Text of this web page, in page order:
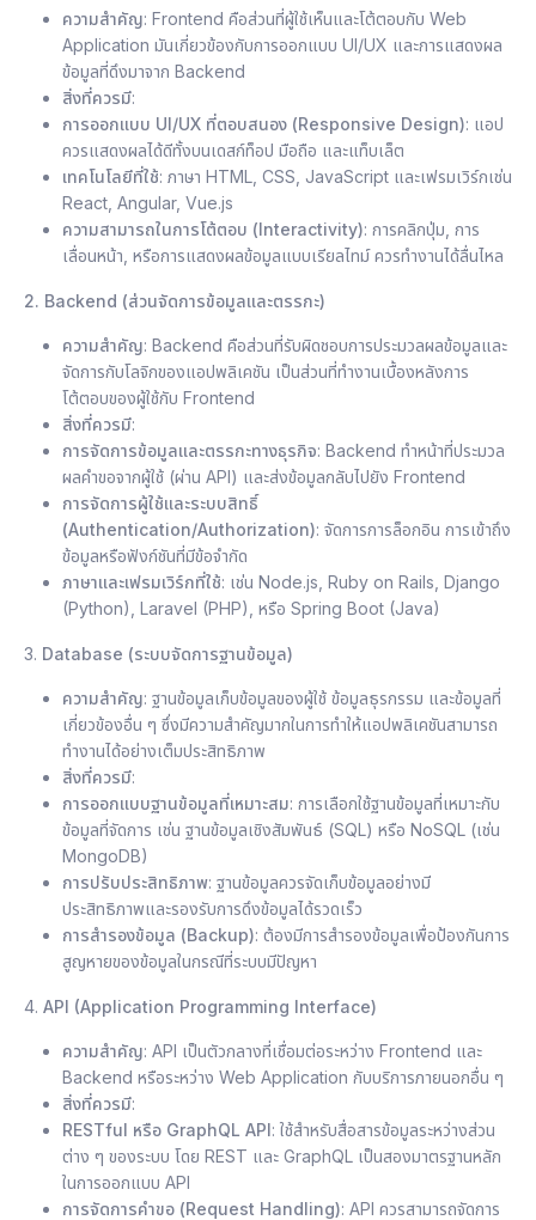
ความสำคัญ: Frontend คือส่วนที่ผู้ใช้เห็นและโต้ตอบกับ Web
Application มันเกี่ยวข้องกับการออกแบบ UI/UX และการแสดงผล
ข้อมูลที่ดึงมาจาก Backend
สิ่งที่ควรมี:
การออกแบบ UI/UX ที่ตอบสนอง (Responsive Design): แอป
ควรแสดงผลได้ดีทั้งบนเดสก์ท็อป มือถือ และแท็บเล็ต
เทคโนโลยีที่ใช้: ภาษา HTML, CSS, JavaScript และเฟรมเวิร์กเช่น
React, Angular, Vue.js
ความสามารถในการโต้ตอบ (Interactivity): การคลิกปุ่ม, การ
เลื่อนหน้า, หรือการแสดงผลข้อมูลแบบเรียลไทม์ ควรทำงานได้ลื่นไหล
2. Backend (ส่วนจัดการข้อมูลและตรรกะ)
ความสำคัญ: Backend คือส่วนที่รับผิดชอบการประมวลผลข้อมูลและ
จัดการกับโลจิกของแอปพลิเคชัน เป็นส่วนที่ทำงานเบื้องหลังการ
โต้ตอบของผู้ใช้กับ Frontend
สิ่งที่ควรมี:
การจัดการข้อมูลและตรรกะทางธุรกิจ: Backend ทำหน้าที่ประมวล
ผลคำขอจากผู้ใช้ (ผ่าน API) และส่งข้อมูลกลับไปยัง Frontend
การจัดการผู้ใช้และระบบสิทธิ์
(Authentication/Authorization): จัดการการล็อกอิน การเข้าถึง
ข้อมูลหรือฟังก์ชันที่มีข้อจำกัด
ภาษาและเฟรมเวิร์กที่ใช้: เช่น Node.js, Ruby on Rails, Django
(Python), Laravel (PHP), หรือ Spring Boot (Java)
3. Database (ระบบจัดการฐานข้อมูล)
ความสำคัญ: ฐานข้อมูลเก็บข้อมูลของผู้ใช้ ข้อมูลธุรกรรม และข้อมูลที่
เกี่ยวข้องอื่น ๆ ซึ่งมีความสำคัญมากในการทำให้แอปพลิเคชันสามารถ
ทำงานได้อย่างเต็มประสิทธิภาพ
สิ่งที่ควรมี:
การออกแบบฐานข้อมูลที่เหมาะสม: การเลือกใช้ฐานข้อมูลที่เหมาะกับ
ข้อมูลที่จัดการ เช่น ฐานข้อมูลเชิงสัมพันธ์ (SQL) หรือ NoSQL (เช่น
MongoDB)
การปรับประสิทธิภาพ: ฐานข้อมูลควรจัดเก็บข้อมูลอย่างมี
ประสิทธิภาพและรองรับการดึงข้อมูลได้รวดเร็ว
การสำรองข้อมูล (Backup): ต้องมีการสำรองข้อมูลเพื่อป้องกันการ
สูญหายของข้อมูลในกรณีที่ระบบมีปัญหา
4. API (Application Programming Interface)
ความสำคัญ: API เป็นตัวกลางที่เชื่อมต่อระหว่าง Frontend และ
Backend หรือระหว่าง Web Application กับบริการภายนอกอื่น ๆ
สิ่งที่ควรมี:
RESTful หรือ GraphQL API: ใช้สำหรับสื่อสารข้อมูลระหว่างส่วน
ต่าง ๆ ของระบบ โดย REST และ GraphQL เป็นสองมาตรฐานหลัก
ในการออกแบบ API
การจัดการคำขอ (Request Handling): API ควรสามารถจัดการ